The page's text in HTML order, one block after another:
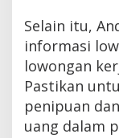
Selain itu,
informasi
lowongan
Pastikan
penipuan
uang dalam